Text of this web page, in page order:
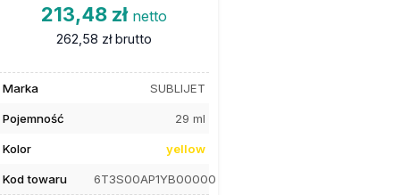
213,48 zł netto
262,58 zł brutto
Marka SUBLIJET
Pojemność 29 ml
Kolor yellow
Kod towaru 6T3S00AP1YB00000